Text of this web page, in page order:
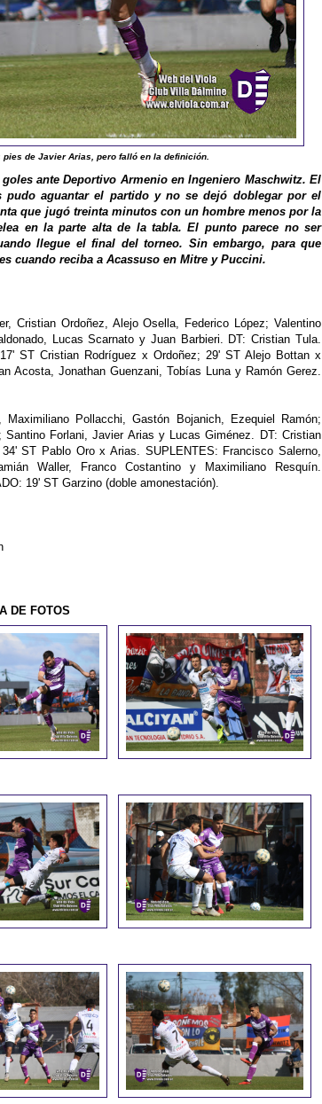
de Javier Arias, pero falló en la definición.
ante Deportivo Armenio en Ingeniero Maschwitz. El
aguantar el partido y no se dejó doblegar por el
que jugó treinta minutos con un hombre menos por la
en la parte alta de la tabla. El punto parece no ser
llegue el final del torneo. Sin embargo, para que
cuando reciba a Acassuso en Mitre y Puccini.
Cristian Ordoñez, Alejo Osella, Federico López; Valentino
Lucas Scarnato y Juan Barbieri. DT: Cristian Tula.
ST Cristian Rodríguez x Ordoñez; 29' ST Alejo Bottan x
Acosta, Jonathan Guenzani, Tobías Luna y Ramón Gerez.
Pollacchi, Gastón Bojanich, Ezequiel Ramón;
Forlani, Javier Arias y Lucas Giménez. DT: Cristian
ST Pablo Oro x Arias. SUPLENTES: Francisco Salerno,
Waller, Franco Costantino y Maximiliano Resquín.
19' ST Garzino (doble amonestación).
DE FOTOS